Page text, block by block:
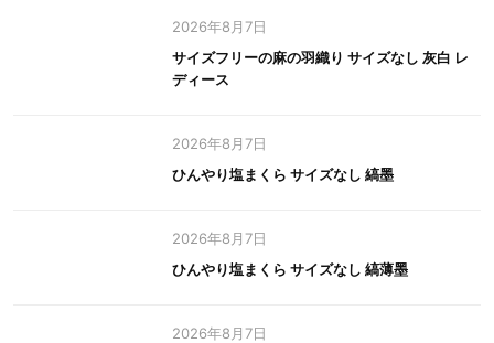
2026年8月7日
サイズフリーの麻の羽織り サイズなし 灰白 レ
ディース
2026年8月7日
ひんやり塩まくら サイズなし 縞墨
2026年8月7日
ひんやり塩まくら サイズなし 縞薄墨
2026年8月7日